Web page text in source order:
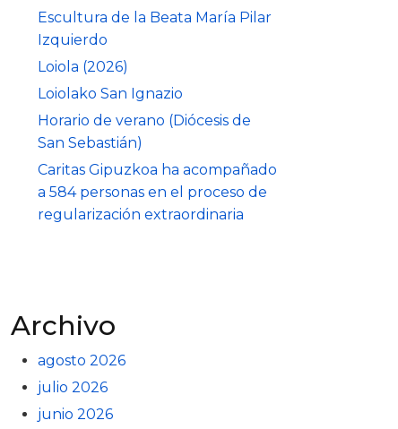
Escultura de la Beata María Pilar
Izquierdo
Loiola (2026)
Loiolako San Ignazio
Horario de verano (Diócesis de
San Sebastián)
Caritas Gipuzkoa ha acompañado
a 584 personas en el proceso de
regularización extraordinaria
Archivo
agosto 2026
julio 2026
junio 2026